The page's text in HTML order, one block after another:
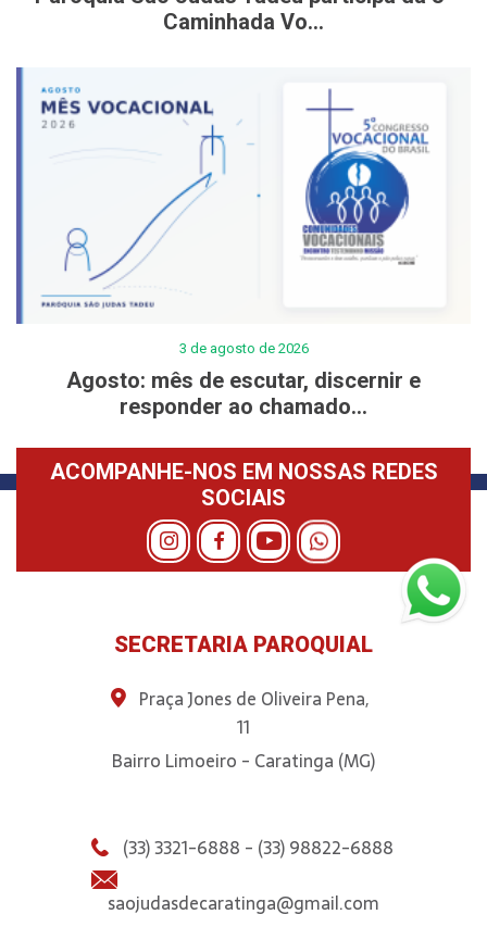
Caminhada Vo...
3 de agosto de 2026
Agosto: mês de escutar, discernir e
responder ao chamado...
ACOMPANHE-NOS EM NOSSAS REDES
SOCIAIS
SECRETARIA PAROQUIAL
Praça Jones de Oliveira Pena,
11
Bairro Limoeiro - Caratinga (MG)
(33) 3321-6888 - (33) 98822-6888
saojudasdecaratinga@gmail.com